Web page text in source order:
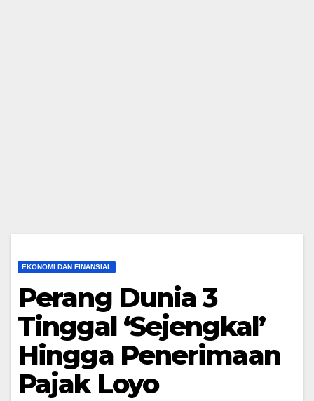
EKONOMI DAN FINANSIAL
Perang Dunia 3
Tinggal ‘Sejengkal’
Hingga Penerimaan
Pajak Loyo